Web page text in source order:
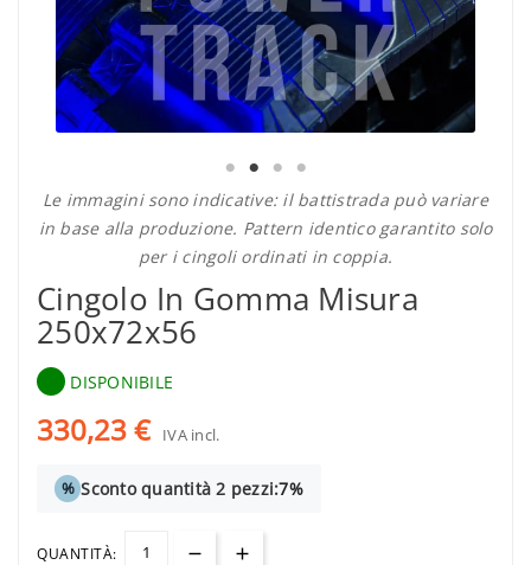
Le immagini sono indicative: il battistrada può variare
in base alla produzione. Pattern identico garantito solo
per i cingoli ordinati in coppia.
Cingolo In Gomma Misura
250x72x56
DISPONIBILE
330,23 € IVA incl.
% Sconto quantità 2 pezzi:7%
QUANTITÀ: